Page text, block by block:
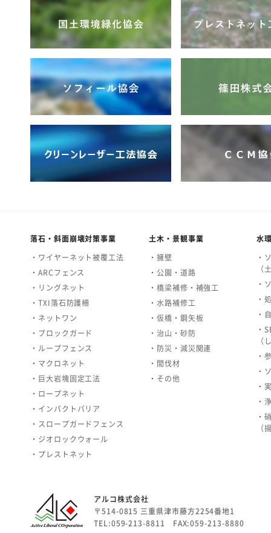
落石・斜面崩壊対策事業
・ワイヤーネット被覆工法
・ARCフェンス
・リングネット
・TXI落石防護柵
・ネットワン
・ブロックガード
・ループフェンス
・マクロネット
・巨大岩塊固定工法
・ロープネット
・インパクトバリア
・スロープガードフェンス
・ジオロックウォール
・プレストネット
土木・景観事業
・擁壁
・公園・道路
・橋梁補修・補強工
・水路補修工
・仮橋・鋼矢板
・治山・砂防
・防災・減災関連
・間伐材
・その他
水
・
（
・
・
・
・
（
・
・
・
・
・
（
アルコ株式会社
〒514-0815 三重県津市藤方2254番地1
TEL:059-213-8811 FAX:059-213-8880